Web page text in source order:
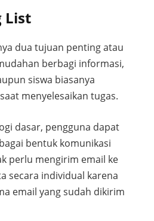
List
dua tujuan penting atau
berbagi informasi,
siswa biasanya
menyelesaikan tugas.
dasar, pengguna dapat
bentuk komunikasi
perlu mengirim email ke
secara individual karena
email yang sudah dikirim